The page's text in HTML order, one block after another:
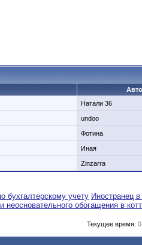
Натали 36
undoo
Фотина
Иная
Zinzarra
бухгалтерскому учету Иностранец
обогащения в
Текущее время: